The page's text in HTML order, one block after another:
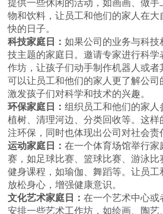
提供一些休闲的活动，如画画、做手
物和饮料，让员工和他们的家人在大
快的日子。
科技家庭日：如果公司的业务与科
技主题的家庭日。邀请专家进行科学
作坊，让孩子们动手制作机器人或者
可以让员工和他们的家人更了解公
激发孩子们对科学和技术的兴趣。
环保家庭日：组织员工和他们的家人
植树、清理河边、分类回收等。这样
注环保，同时也体现出公司对社会责
运动家庭日：在一个体育场馆举行
赛，如足球比赛、篮球比赛、游泳
健身课程，如瑜伽、舞蹈等。让员工
放松身心，增强健康意识。
文化艺术家庭日：在一个艺术中心或
安排一些艺术工作坊，如绘画、陶艺